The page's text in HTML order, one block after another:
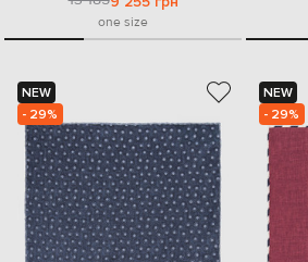
one size
NEW
- 29%
NEW
- 29%